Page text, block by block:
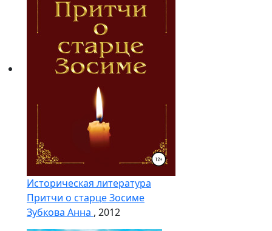
Историческая литература
Притчи о старце Зосиме
Зубкова Анна , 2012